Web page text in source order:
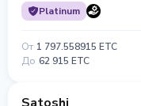
Platinum
От 1 797.558915 ETC
До 62 915 ETC